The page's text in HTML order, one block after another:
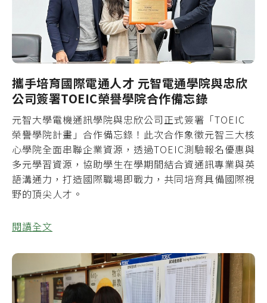
攜手培育國際電通人才 元智電通學院與忠欣
公司簽署TOEIC榮譽學院合作備忘錄
元智大學電機通訊學院與忠欣公司正式簽署「TOEIC
榮譽學院計畫」合作備忘錄！此次合作象徵元智三大核
心學院全面串聯企業資源，透過TOEIC測驗報名優惠與
多元學習資源，協助學生在學期間結合資通訊專業與英
語溝通力，打造國際職場即戰力，共同培育具備國際視
野的頂尖人才。
閱讀全文